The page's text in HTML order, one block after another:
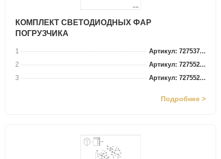
КОМПЛЕКТ СВЕТОДИОДНЫХ ФАР
ПОГРУЗЧИКА
1
Артикул: 727537...
2
Артикул: 727552...
3
Артикул: 727552...
Подробнее >